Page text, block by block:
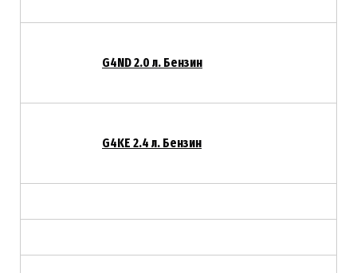
G4ND 2.0 л. Бензин
G4KE 2.4 л. Бензин